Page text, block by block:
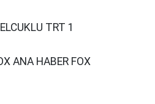
TRT 1
ANA HABER FOX